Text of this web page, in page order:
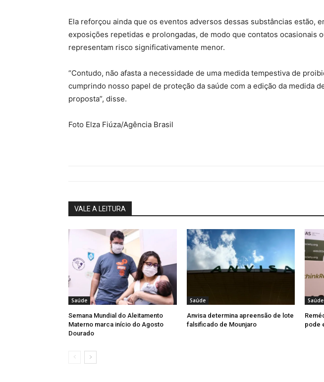
Ela reforçou ainda que os eventos adversos dessas substâncias estão,
exposições repetidas e prolongadas, de modo que contatos ocasionais
representam risco significativamente menor.
“Contudo, não afasta a necessidade de uma medida tempestiva de
cumprindo nosso papel de proteção da saúde com a edição da medida
proposta”, disse.
Foto Elza Fiúza/Agência Brasil
VALE A LEITURA
Saúde
Semana Mundial do Aleitamento
Materno marca início do Agosto
Dourado
Saúde
Anvisa determina apreensão de lote
falsificado de Mounjaro
Saúde
pode